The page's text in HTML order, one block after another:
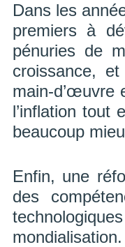
Dans les
premiers à
pénuries de
croissance,
main-d’œuvre
l’inflation tout
beaucoup
Enfin, une
des